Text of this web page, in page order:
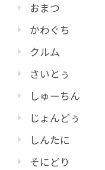
おまつ
かわぐち
クルム
さいとぅ
しゅーちん
じょんどぅ
しんたに
そにどり